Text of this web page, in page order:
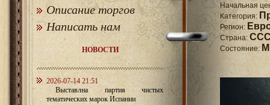
Описание торгов
Написать нам
НОВОСТИ
2026-07-14 21:51
Выставлна партия чистых
тематических марок Испании
Начальная
Категория:
Регион:
Страна:
Состояние: